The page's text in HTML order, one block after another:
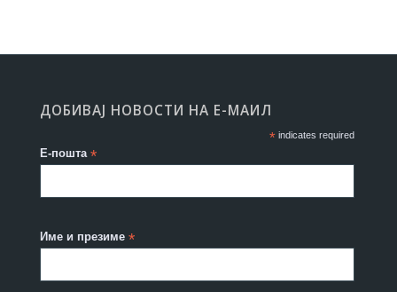
ДОБИВАЈ НОВОСТИ НА Е-МАИЛ
*indicates required
Е-пошта*
Име и презиме*